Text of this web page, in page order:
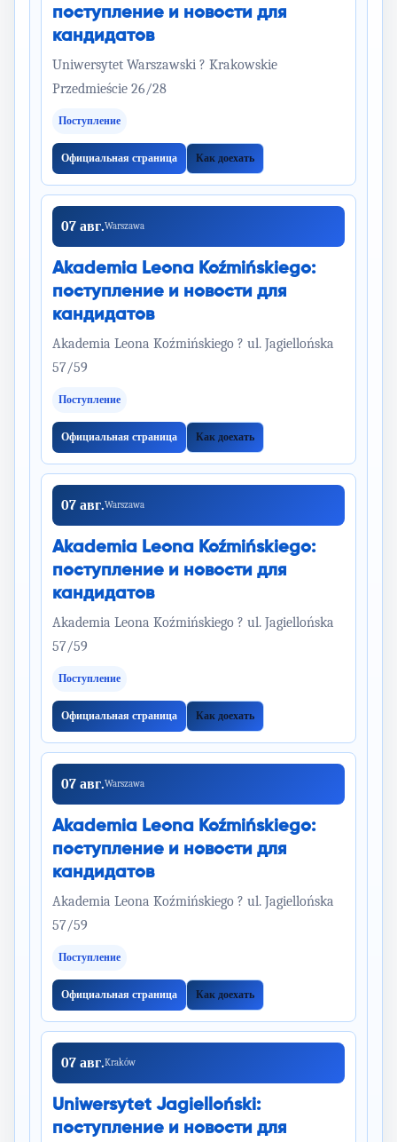
поступление и новости для
кандидатов
Uniwersytet Warszawski ? Krakowskie
Przedmieście 26/28
Поступление
Официальная страница Как доехать
07 авг.Warszawa
Akademia Leona Koźmińskiego:
поступление и новости для
кандидатов
Akademia Leona Koźmińskiego ? ul. Jagiellońska
57/59
Поступление
Официальная страница Как доехать
07 авг.Warszawa
Akademia Leona Koźmińskiego:
поступление и новости для
кандидатов
Akademia Leona Koźmińskiego ? ul. Jagiellońska
57/59
Поступление
Официальная страница Как доехать
07 авг.Warszawa
Akademia Leona Koźmińskiego:
поступление и новости для
кандидатов
Akademia Leona Koźmińskiego ? ul. Jagiellońska
57/59
Поступление
Официальная страница Как доехать
07 авг.Kraków
Uniwersytet Jagielloński:
поступление и новости для